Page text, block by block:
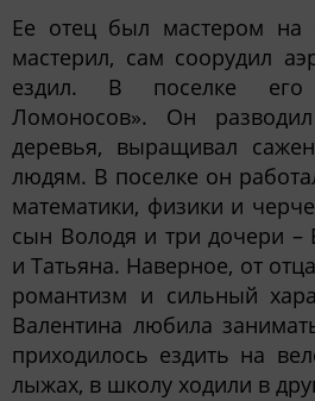
Ее отец был мастером на
мастерил, сам соорудил
ездил. В поселке
Ломоносов». Он
деревья, выращивал
людям. В поселке он
математики, физики и
сын Володя и три дочери –
и Татьяна. Наверное, от
романтизм и сильный
Валентина любила
приходилось ездить на
лыжах, в школу ходили в